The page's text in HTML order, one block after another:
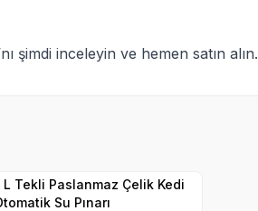
şimdi inceleyin ve hemen satın alın.
Tekli Paslanmaz Çelik Kedi
Su Pınarı